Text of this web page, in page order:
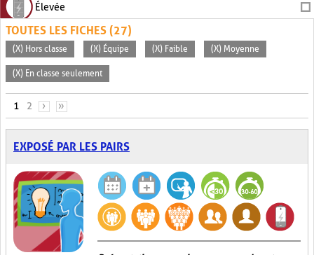
Élevée
TOUTES LES FICHES (27)
(X) Hors classe (X) Équipe (X) Faible (X) Moyenne
(X) En classe seulement
PAGES
1 2 › »
EXPOSÉ PAR LES PAIRS